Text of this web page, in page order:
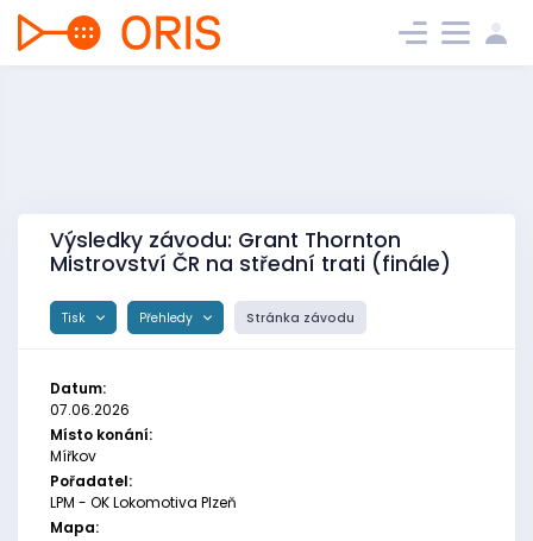
Výsledky závodu: Grant Thornton
Mistrovství ČR na střední trati (finále)
Tisk Přehledy Stránka závodu
Datum:
07.06.2026
Místo konání:
Mířkov
Pořadatel:
LPM - OK Lokomotiva Plzeň
Mapa: